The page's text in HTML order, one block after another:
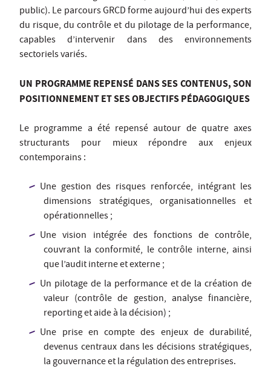
public). Le parcours GRCD forme aujourd’hui des experts
du risque, du contrôle et du pilotage de la performance,
capables d’intervenir dans des environnements
sectoriels variés.
UN PROGRAMME REPENSÉ DANS SES CONTENUS, SON
POSITIONNEMENT ET SES OBJECTIFS PÉDAGOGIQUES
Le programme a été repensé autour de quatre axes
structurants pour mieux répondre aux enjeux
contemporains :
Une gestion des risques renforcée, intégrant les
dimensions stratégiques, organisationnelles et
opérationnelles ;
Une vision intégrée des fonctions de contrôle,
couvrant la conformité, le contrôle interne, ainsi
que l’audit interne et externe ;
Un pilotage de la performance et de la création de
valeur (contrôle de gestion, analyse financière,
reporting et aide à la décision) ;
Une prise en compte des enjeux de durabilité,
devenus centraux dans les décisions stratégiques,
la gouvernance et la régulation des entreprises.